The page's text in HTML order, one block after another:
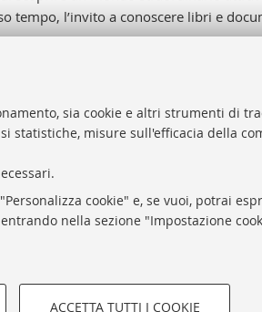
sia cookie e altri strumenti di
statistiche, misure sull'efficacia della
cookie" e, se vuoi, potrai
nella sezione "Impostazione
ACCETTA TUTTI I COOKIE
tempo, l’invito a conoscere libri e